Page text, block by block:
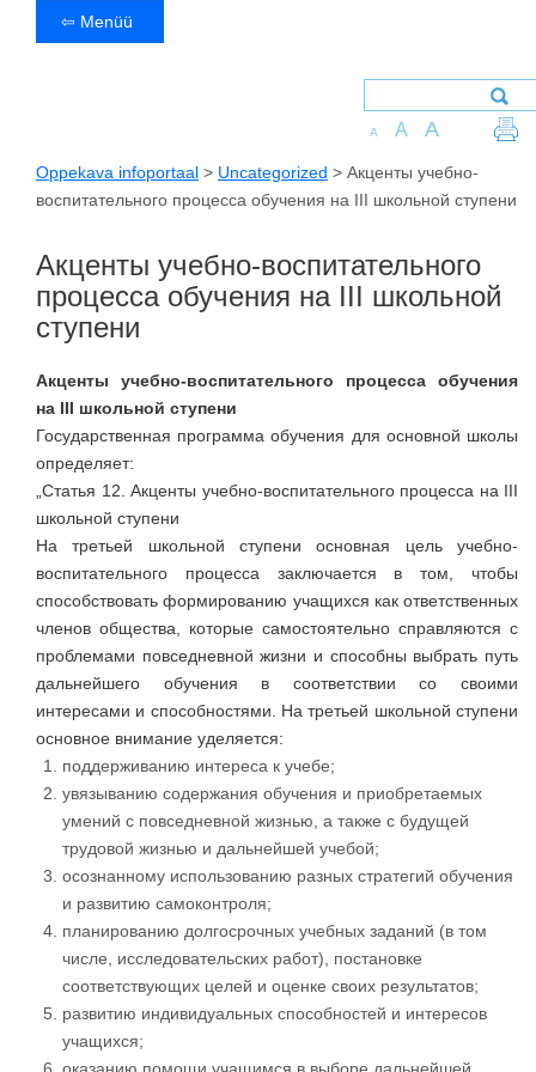
⇦ Menüü
A A A
Oppekava infoportaal > Uncategorized > Акценты учебно-
воспитательного процесса обучения на III школьной ступени
Акценты учебно-воспитательного
процесса обучения на III школьной
ступени
Акценты учебно-воспитательного процесса обучения
на III школьной ступени
Государственная программа обучения для основной школы
определяет:
„Статья 12. Акценты учебно-воспитательного процесса на III
школьной ступени
На третьей школьной ступени основная цель учебно-
воспитательного процесса заключается в том, чтобы
способствовать формированию учащихся как ответственных
членов общества, которые самостоятельно справляются с
проблемами повседневной жизни и способны выбрать путь
дальнейшего обучения в соответствии со своими
интересами и способностями. На третьей школьной ступени
основное внимание уделяется:
поддерживанию интереса к учебе;
увязыванию содержания обучения и приобретаемых
умений с повседневной жизнью, а также с будущей
трудовой жизнью и дальнейшей учебой;
осознанному использованию разных стратегий обучения
и развитию самоконтроля;
планированию долгосрочных учебных заданий (в том
числе, исследовательских работ), постановке
соответствующих целей и оценке своих результатов;
развитию индивидуальных способностей и интересов
учащихся;